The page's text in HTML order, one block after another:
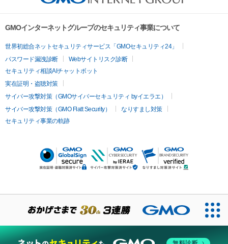
GMOインターネットグループのセキュリティ事業について
世界初総合ネットセキュリティサービス「GMOセキュリティ24」
パスワード漏洩診断
Webサイトリスク診断
セキュリティ相談AIチャットボット
実在証明・盗聴対策
サイバー攻撃対策（GMOサイバーセキュリティ byイエラエ）
サイバー攻撃対策（GMO Flatt Security）
なりすまし対策
セキュリティ事業の軌跡